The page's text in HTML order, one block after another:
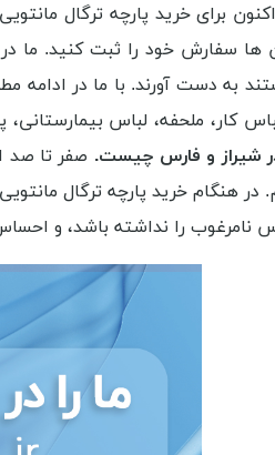
برای خرید پارچه ترگال
ها سفارش خود را ثبت کنید. ما
به دست آورند. با ما در ادامه
لباس کار، ملحفه، لباس
در شیراز و فارس چیست. صفر تا صد
هنگام خرید پارچه ترگال
نامرغوب را نداشته باشد، و